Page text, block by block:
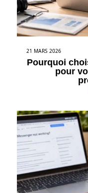
21 MARS 2026
Pourquoi
pour